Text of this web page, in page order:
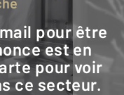
est en
pour voir
ce secteur.